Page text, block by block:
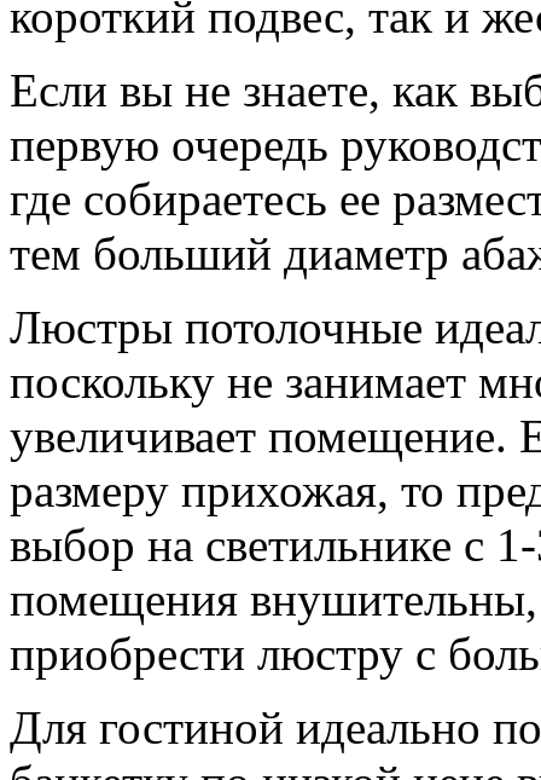
короткий подвес, так и
Если вы не знаете, как
первую очередь
где собираетесь ее
тем больший диаметр
Люстры потолочные
поскольку не занимает
увеличивает помещение.
размеру прихожая, то
выбор на светильнике с
помещения
приобрести люстру с
Для гостиной идеально